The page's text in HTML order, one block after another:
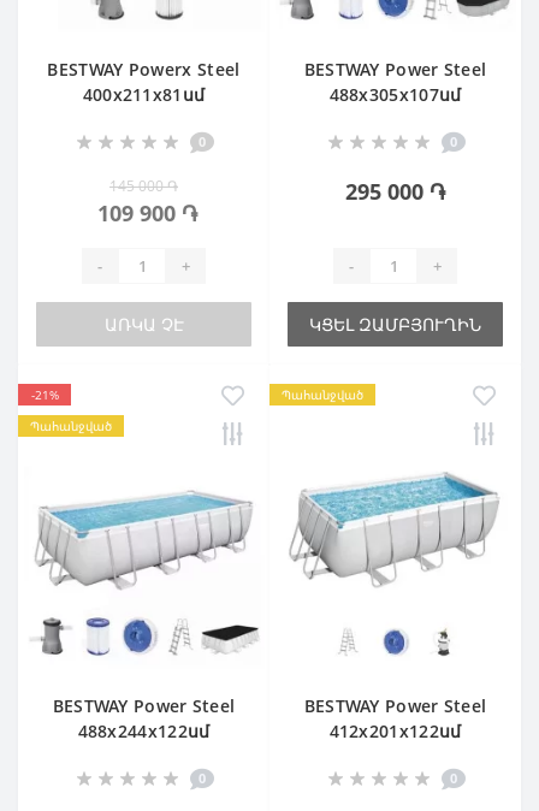
BESTWAY Powerx Steel
400х211х81սմ
0
145 000 ֏
109 900 ֏
- +
ԱՌԿԱ ՉԷ
BESTWAY Power Steel
488х305х107սմ
0
295 000 ֏
- +
ԿՑԵԼ ԶԱՄԲՅՈՒՂԻՆ
-21%
Պահանջված
BESTWAY Power Steel
488x244х122սմ
0
Պահանջված
BESTWAY Power Steel
412x201х122սմ
0